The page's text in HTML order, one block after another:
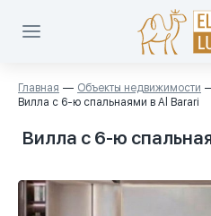
Главная Объекты недвижимости
Вилла с 6-ю спальнаями в Al Barari
Вилла с 6-ю